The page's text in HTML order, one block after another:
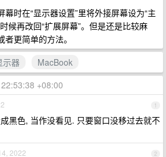
时在“显示器设置”里将外接屏幕设为“主
候再改回“扩展屏幕”。但是还是比较麻
更简单的方法。
示器
MacBook
+08:00
1
黑色, 当作没看见. 只要窗口没移过去就不
2
2022